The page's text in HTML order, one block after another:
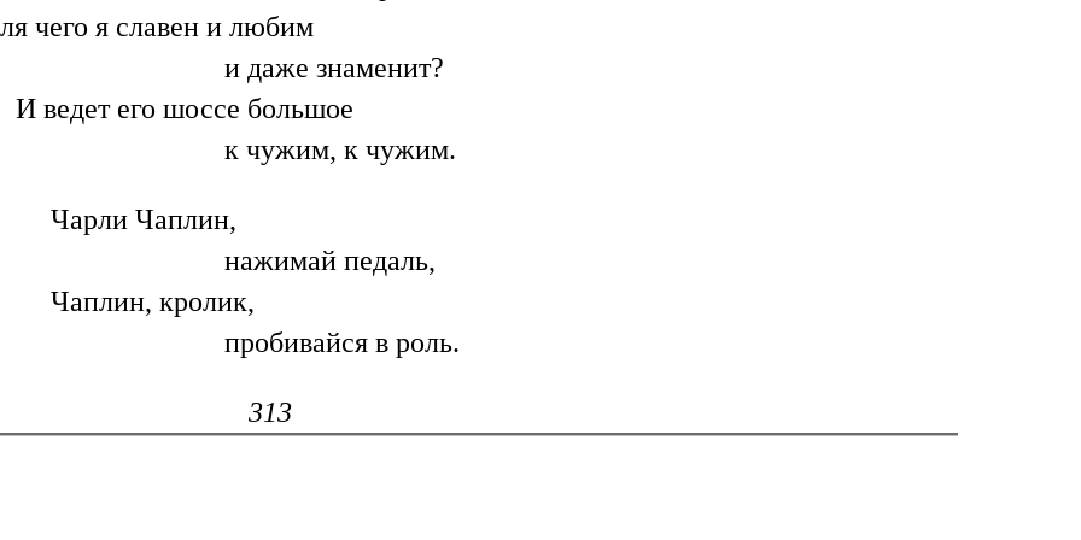
чего я славен и любим
и даже знаменит?
И ведет его шоссе большое
к чужим, к чужим.
Чарли Чаплин,
нажимай педаль,
Чаплин, кролик,
пробивайся в роль.
313